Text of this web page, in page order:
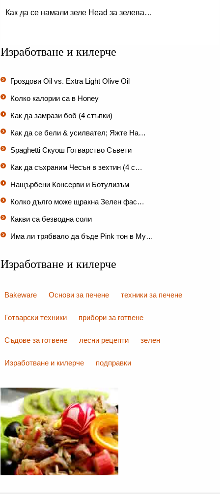
Как да се намали зеле Head за зелева…
Изработване и килерче
Гроздови Oil vs. Extra Light Olive Oil
Колко калории са в Honey
Как да замрази боб (4 стъпки)
Как да се бели & усилвател; Яжте На…
Spaghetti Скуош Готварство Съвети
Как да съхраним Чесън в зехтин (4 с…
Нащърбени Консерви и Ботулизъм
Колко дълго може щракна Зелен фас…
Какви са безводна соли
Има ли трябвало да бъде Pink тон в My…
Изработване и килерче
Bakeware Основи за печене техники за печене
Готварски техники прибори за готвене
Съдове за готвене лесни рецепти зелен
Изработване и килерче подправки